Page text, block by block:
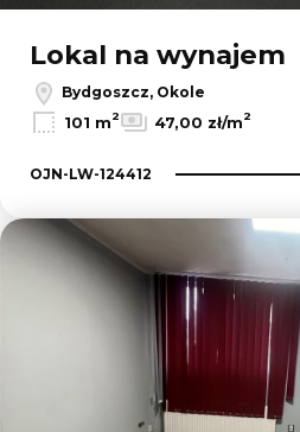
Lokal na wynajem
Bydgoszcz, Okole
101 m2 47,00 zł/m2
OJN-LW-124412